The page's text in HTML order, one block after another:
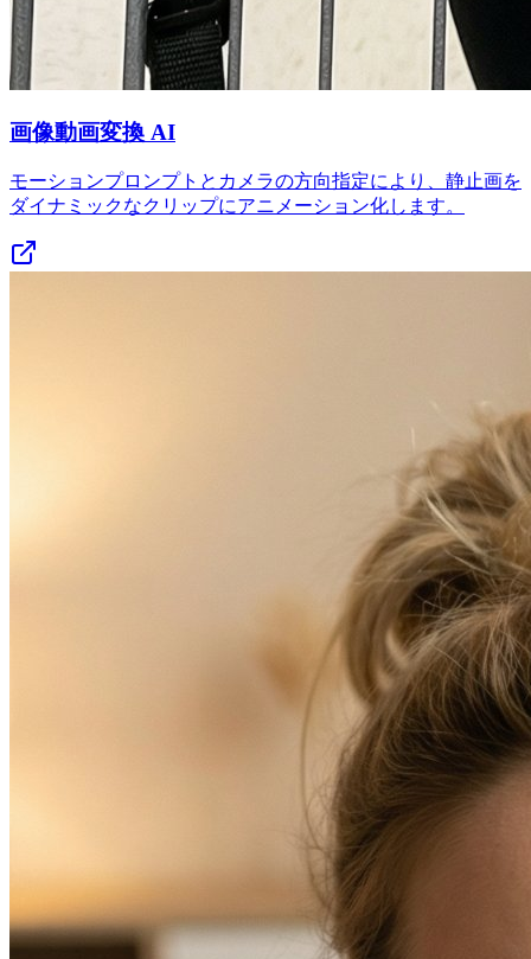
画像動画変換 AI
モーションプロンプトとカメラの方向指定により、静止画を
ダイナミックなクリップにアニメーション化します。